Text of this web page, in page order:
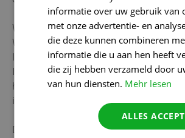
Wir gehen diese Aufgabe gründlich an,
Website mit relevanten Schlüsselwörtern
lokale Einträge auf wichtigen
Ihr Google-Unternehmensprofil auf dem
halten. So werden Sie schneller von
in Ihrer Nähe wahrgenommen.
Das Ergebnis? Mehr Sichtbarkeit, mehr
informatie over uw gebruik van
met onze advertentie- en
die deze kunnen combineren
informatie die u aan hen heeft
die zij hebben verzameld door
van hun diensten. Mehr lesen
ALLES